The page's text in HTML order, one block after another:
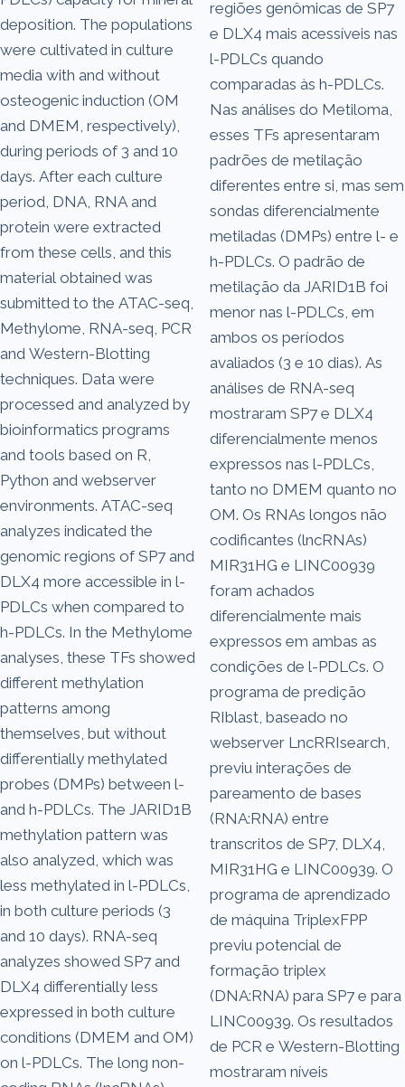
deposition. The populations
were cultivated in culture
media with and without
osteogenic induction (OM
and DMEM, respectively),
during periods of 3 and 10
days. After each culture
period, DNA, RNA and
protein were extracted
from these cells, and this
material obtained was
submitted to the ATAC-seq,
Methylome, RNA-seq, PCR
and Western-Blotting
techniques. Data were
processed and analyzed by
bioinformatics programs
and tools based on R,
Python and webserver
environments. ATAC-seq
analyzes indicated the
genomic regions of SP7 and
DLX4 more accessible in l-
PDLCs when compared to
h-PDLCs. In the Methylome
analyses, these TFs showed
different methylation
patterns among
themselves, but without
differentially methylated
probes (DMPs) between l-
and h-PDLCs. The JARID1B
methylation pattern was
also analyzed, which was
less methylated in l-PDLCs,
in both culture periods (3
and 10 days). RNA-seq
analyzes showed SP7 and
DLX4 differentially less
expressed in both culture
conditions (DMEM and OM)
on l-PDLCs. The long non-
regiões genômicas de SP7
e DLX4 mais acessíveis nas
l-PDLCs quando
comparadas às h-PDLCs.
Nas análises do Metiloma,
esses TFs apresentaram
padrões de metilação
diferentes entre si, mas sem
sondas diferencialmente
metiladas (DMPs) entre l- e
h-PDLCs. O padrão de
metilação da JARID1B foi
menor nas l-PDLCs, em
ambos os períodos
avaliados (3 e 10 dias). As
análises de RNA-seq
mostraram SP7 e DLX4
diferencialmente menos
expressos nas l-PDLCs,
tanto no DMEM quanto no
OM. Os RNAs longos não
codificantes (lncRNAs)
MIR31HG e LINC00939
foram achados
diferencialmente mais
expressos em ambas as
condições de l-PDLCs. O
programa de predição
RIblast, baseado no
webserver LncRRIsearch,
previu interações de
pareamento de bases
(RNA:RNA) entre
transcritos de SP7, DLX4,
MIR31HG e LINC00939. O
programa de aprendizado
de máquina TriplexFPP
previu potencial de
formação triplex
(DNA:RNA) para SP7 e para
LINC00939. Os resultados
de PCR e Western-Blotting
mostraram níveis